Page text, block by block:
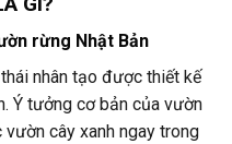
rừng Nhật Bản
thái nhân tạo được thiết kế
Ý tưởng cơ bản của vườn
cây xanh ngay trong